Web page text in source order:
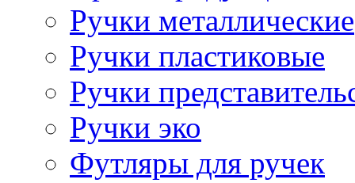
Ручки металлические
Ручки пластиковые
Ручки
Ручки эко
Футляры для ручек